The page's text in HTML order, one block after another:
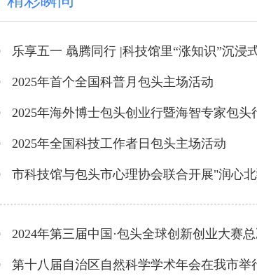
乐享五一 骉腾同行 |科技馆里“涨知识”沉浸
2025年首个全国科普月包头主场活动
2025年海外博士包头创业行暨海智专家包头
2025年全国科技工作者日包头主场活动
市科技馆与包头市心理协会联合开展"润心
2024年第三届中国·包头全球创新创业大赛
第十八届自治区自然科学学术年会在我市举